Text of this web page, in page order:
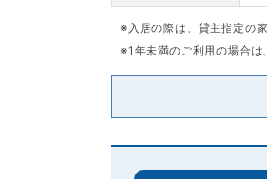
※入居の際は、貸主指定の
※1年未満のご利用の場合は、